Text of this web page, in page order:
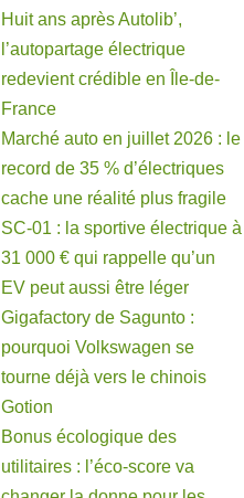
Huit ans après Autolib’,
l’autopartage électrique
redevient crédible en Île-de-
France
Marché auto en juillet 2026 : le
record de 35 % d’électriques
cache une réalité plus fragile
SC-01 : la sportive électrique à
31 000 € qui rappelle qu’un
EV peut aussi être léger
Gigafactory de Sagunto :
pourquoi Volkswagen se
tourne déjà vers le chinois
Gotion
Bonus écologique des
utilitaires : l’éco-score va